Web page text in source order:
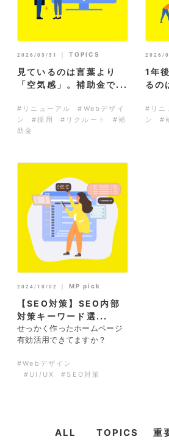
2026/03/31 ｜ TOPICS
見ているのは言葉より
「空気感」。補助金で...
#リニューアル
#Webデザイ
ン
#採用 #リクルート
#補
助金
2026/
1年
るの
#リニ
ン
#
2024/10/02 ｜ MP pick
【SEO対策】SEO内部
対策キーワード選...
せっかく作ったホームページ
有効活用できてますか？
#Webデザイン
#UI/UX
#SEO対策
ALL TOPICS
重